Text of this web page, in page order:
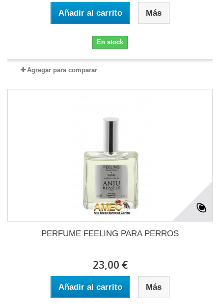
Añadir al carrito Más
En stock
Agregar para comparar
PERFUME FEELING PARA PERROS
23,00 €
Añadir al carrito Más